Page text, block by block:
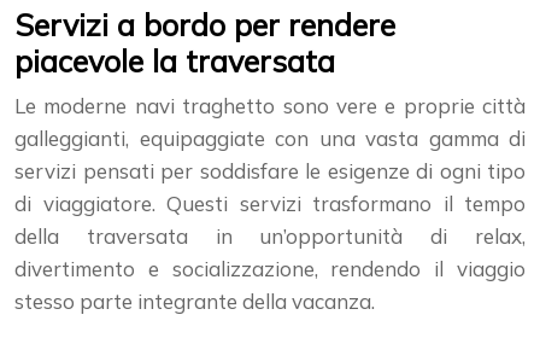
Servizi a bordo per rendere
piacevole la traversata
Le moderne navi traghetto sono vere e proprie città
galleggianti, equipaggiate con una vasta gamma di
servizi pensati per soddisfare le esigenze di ogni tipo
di viaggiatore. Questi servizi trasformano il tempo
della traversata in un’opportunità di relax,
divertimento e socializzazione, rendendo il viaggio
stesso parte integrante della vacanza.